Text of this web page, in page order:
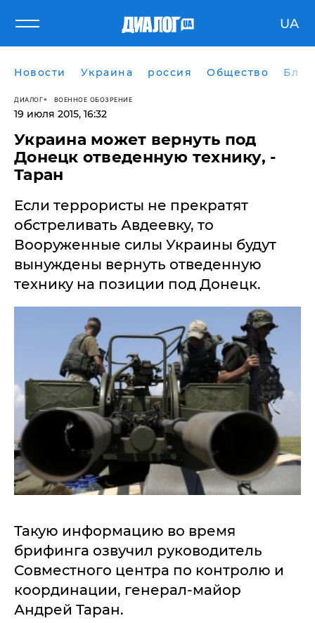
UA
Новости Украина россия Общество
ДИАЛОГ ВОЕННОЕ ОБОЗРЕНИЕ
19 июля 2015, 16:32
Украина может вернуть под
Донецк отведенную технику, -
Таран
Если террористы не прекратят
обстреливать Авдеевку, то
Вооруженные силы Украины будут
вынуждены вернуть отведенную
технику на позиции под Донецк.
Такую информацию во время
брифинга озвучил руководитель
Совместного центра по контролю и
координации, генерал-майор
Андрей Таран.